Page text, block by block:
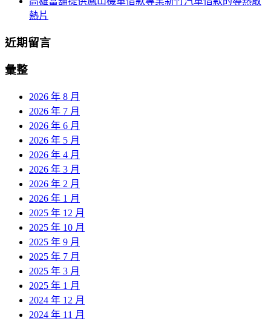
熱片
近期留言
彙整
2026 年 8 月
2026 年 7 月
2026 年 6 月
2026 年 5 月
2026 年 4 月
2026 年 3 月
2026 年 2 月
2026 年 1 月
2025 年 12 月
2025 年 10 月
2025 年 9 月
2025 年 7 月
2025 年 3 月
2025 年 1 月
2024 年 12 月
2024 年 11 月